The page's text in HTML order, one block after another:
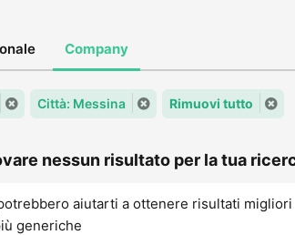
Company
Città: Messina Rimuovi tutto
nessun risultato per la tua
aiutarti a ottenere risultati migliori
generiche